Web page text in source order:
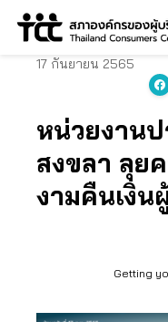
Skip
17 กันยายน 2565
หน่วยงาน
สงขลา ลุย
งามคืนเงิน
Getting